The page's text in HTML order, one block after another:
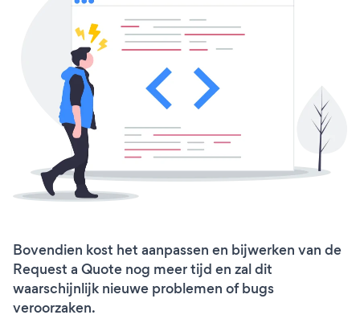
Bovendien kost het aanpassen en bijwerken van de
Request a Quote nog meer tijd en zal dit
waarschijnlijk nieuwe problemen of bugs
veroorzaken.